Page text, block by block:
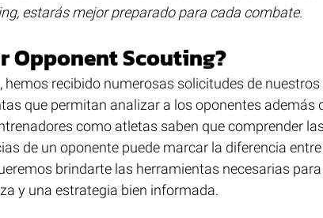
estarás mejor preparado para cada combate.
Opponent Scouting?
hemos recibido numerosas solicitudes de
que permitan analizar a los oponentes además
como atletas saben que comprender
de un oponente puede marcar la diferencia
brindarte las herramientas necesarias
y una estrategia bien informada.